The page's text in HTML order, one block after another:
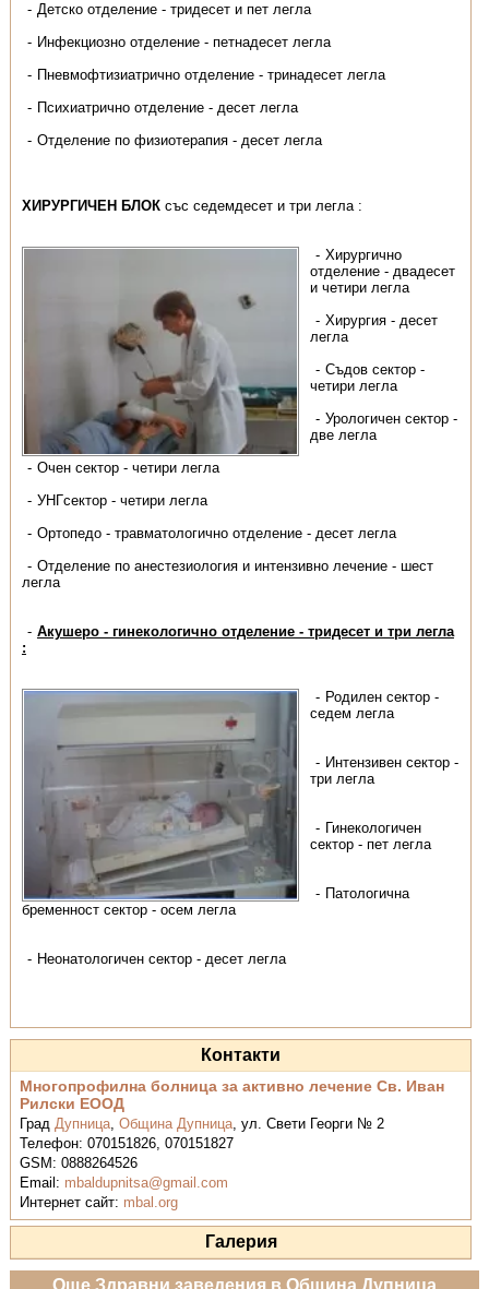
Детско отделение - тридесет и пет легла
Инфекциозно отделение - петнадесет легла
Пневмофтизиатрично отделение - тринадесет легла
Психиатрично отделение - десет легла
Отделение по физиотерапия - десет легла
ХИРУРГИЧЕН БЛОКсъс седемдесет и три легла :
Хирургично
отделение - двадесет
и четири легла
Хирургия - десет
легла
Съдов сектор -
четири легла
Урологичен сектор -
две легла
Очен сектор - четири легла
УНГсектор - четири легла
Ортопедо - травматологично отделение - десет легла
Отделение по анестезиология и интензивно лечение - шест
легла
Акушеро - гинекологично отделение - тридесет и три легла
:
Родилен сектор -
седем легла
Интензивен сектор -
три легла
Гинекологичен
сектор - пет легла
Патологична
бременност сектор - осем легла
Неонатологичен сектор - десет легла
Контакти
Многопрофилна болница за активно лечение Св. Иван
Рилски ЕООД
ГрадДупница,Община Дупница,ул. Свети Георги № 2
Телефон:070151826, 070151827
GSM:0888264526
Email: mbaldupnitsa@gmail.com
Интернет сайт: mbal.org
Галерия
Още Здравни заведения в Община Дупница